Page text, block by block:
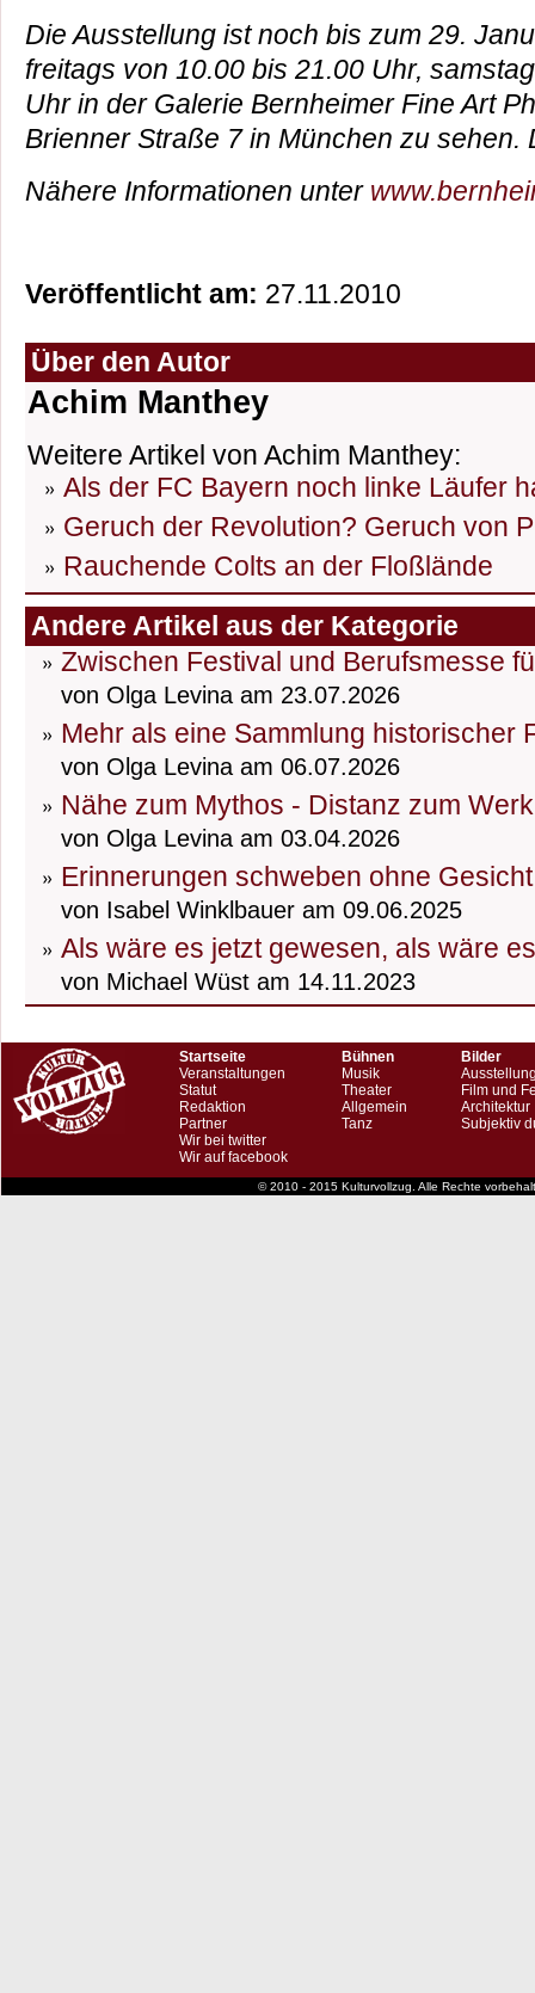
Die Ausstellung ist noch bis zum 29.
freitags von 10.00 bis 21.00 Uhr,
Uhr in der Galerie Bernheimer Fine Art
Brienner Straße 7 in München zu sehen.
Nähere Informationen unter
Veröffentlicht am: 27.11.2010
Über den Autor
Achim Manthey
Weitere Artikel von Achim Manthey:
Als der FC Bayern noch linke Läufer
Geruch der Revolution? Geruch von
Rauchende Colts an der Floßlände
Andere Artikel aus der Kategorie
Zwischen Festival und Berufsmesse
von Olga Levina am 23.07.2026
Mehr als eine Sammlung historischer
von Olga Levina am 06.07.2026
Nähe zum Mythos - Distanz zum Werk
von Olga Levina am 03.04.2026
Erinnerungen schweben ohne Gesicht
von Isabel Winklbauer am 09.06.2025
Als wäre es jetzt gewesen, als wäre
von Michael Wüst am 14.11.2023
Startseite
Veranstaltungen
Statut
Redaktion
Partner
Wir bei twitter
Wir auf facebook
Bühnen
Musik
Theater
Allgemein
Tanz
Bilder
Film und
Architektur
Subjektiv
© 2010 - 2015 Kulturvollzug. Alle Rechte